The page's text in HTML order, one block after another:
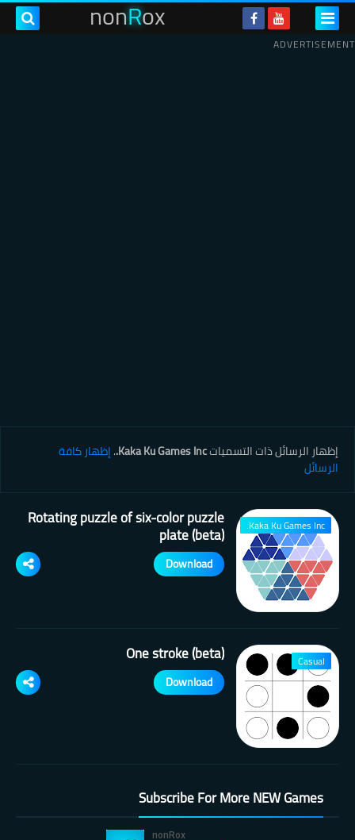
nonRox
ADVERTISEMENT
‏إظهار الرسائل ذات التسمياتKaka Ku Games Inc.
.إظهار كافة
الرسائل
Kaka Ku Games Inc.
Rotating puzzle of six-color puzzle
plate (beta)
Download
Casual
One stroke (beta)
Download
Subscribe For More NEW Games